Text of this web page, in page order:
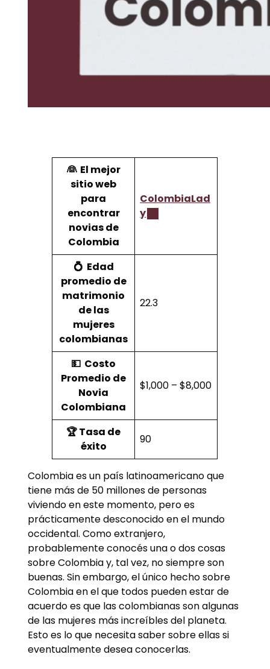
👰 El mejor
sitio web
para
encontrar
novias de
Colombia
ColombiaLad
y
💍 Edad
promedio de
matrimonio
de las
mujeres
colombianas
22.3
💵 Costo
Promedio de
Novia
Colombiana
$1,000 – $8,000
🏆Tasa de
éxito
90
Colombia es un país latinoamericano que
tiene más de 50 millones de personas
viviendo en este momento, pero es
prácticamente desconocido en el mundo
occidental. Como extranjero,
probablemente conocés una o dos cosas
sobre Colombia y, tal vez, no siempre son
buenas. Sin embargo, el único hecho sobre
Colombia en el que todos pueden estar de
acuerdo es que las colombianas son algunas
de las mujeres más increíbles del planeta.
Esto es lo que necesita saber sobre ellas si
eventualmente desea conocerlas.